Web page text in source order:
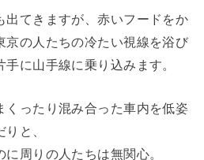
出てきますが、赤いフードをか
京の人たちの冷たい視線を浴び
に山手線に乗り込みます。
くったり混み合った車内を低姿
と、
周りの人たちは無関心。